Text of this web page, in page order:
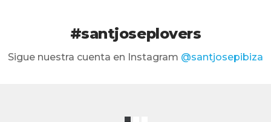
#santjoseplovers
Sigue nuestra cuenta en Instagram @santjosepibiza